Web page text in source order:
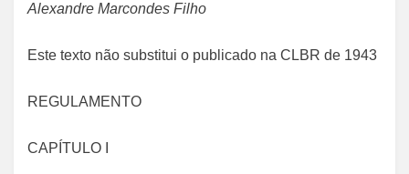
Alexandre Marcondes Filho
Este texto não substitui o publicado na CLBR de 1943
REGULAMENTO
CAPÍTULO I